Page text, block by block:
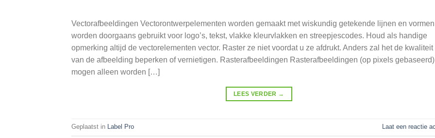
Vectorafbeeldingen Vectorontwerpelementen worden gemaakt met wiskundig getekende lijnen en
worden doorgaans gebruikt voor logo’s, tekst, vlakke kleurvlakken en streepjescodes. Houd als handige
opmerking altijd de vectorelementen vector. Raster ze niet voordat u ze afdrukt. Anders zal het de kwaliteit
van de afbeelding beperken of vernietigen. Rasterafbeeldingen Rasterafbeeldingen (op pixels gebaseerd)
mogen alleen worden […]
LEES VERDER →
Geplaatst in Label Pro Laat een reactie